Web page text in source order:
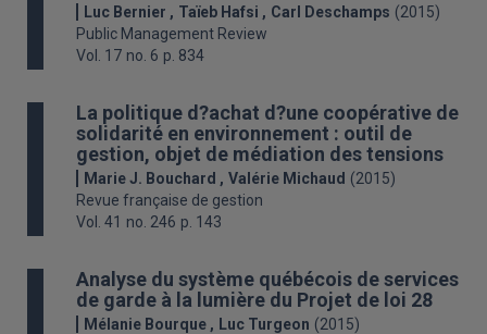
Luc Bernier Taïeb Hafsi Carl Deschamps (2015)
Public Management Review
Vol. 17 no. 6 p. 834
La politique d?achat d?une coopérative de
solidarité en environnement : outil de
gestion, objet de médiation des tensions
Marie J. Bouchard Valérie Michaud (2015)
Revue française de gestion
Vol. 41 no. 246 p. 143
Analyse du système québécois de services
de garde à la lumière du Projet de loi 28
Mélanie Bourque Luc Turgeon (2015)